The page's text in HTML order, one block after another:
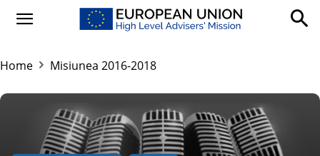
Home Misiunea 2016-2018